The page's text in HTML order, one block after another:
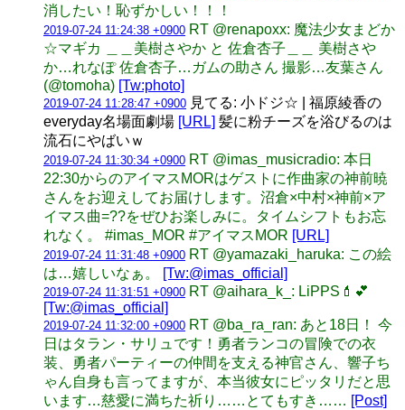
消したい！恥ずかしい！！！
2019-07-24 11:24:38 +0900 RT @renapoxx: 魔法少女まどか
☆マギカ ＿＿美樹さやか と 佐倉杏子＿＿ 美樹さや
か…れなぽ 佐倉杏子…ガムの助さん 撮影…友葉さん
(@tomoha) [Tw:photo]
2019-07-24 11:28:47 +0900 見てる: 小ドジ☆ | 福原綾香の
everyday名場面劇場 [URL] 髪に粉チーズを浴びるのは
流石にやばいｗ
2019-07-24 11:30:34 +0900 RT @imas_musicradio: 本日
22:30からのアイマスMORはゲストに作曲家の神前暁
さんをお迎えしてお届けします。沼倉×中村×神前×ア
イマス曲=??をぜひお楽しみに。タイムシフトもお忘
れなく。 #imas_MOR #アイマスMOR [URL]
2019-07-24 11:31:48 +0900 RT @yamazaki_haruka: この絵
は…嬉しいなぁ。
[Tw:@imas_official]
2019-07-24 11:31:51 +0900 RT @aihara_k_: LiPPS💄💕
[Tw:@imas_official]
2019-07-24 11:32:00 +0900 RT @ba_ra_ran: あと18日！ 今
日はタラン・サリュです！勇者ランコの冒険での衣
装、勇者パーティーの仲間を支える神官さん、響子ち
ゃん自身も言ってますが、本当彼女にピッタリだと思
います…慈愛に満ちた祈り……とてもすき…… [Post]